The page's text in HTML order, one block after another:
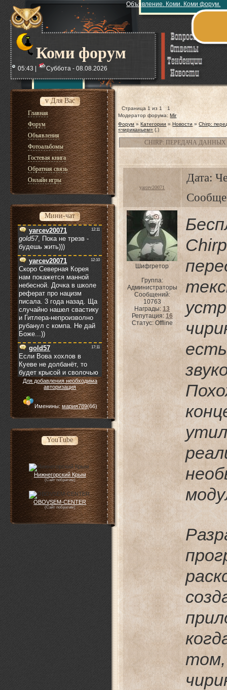
Коми форум
Объявление. Коми. Коми форум.
05:43 | Суббота - 08.08.2026
v Для Вас
Главная
Форум
Объявления
Фотоальбомы
Гостевая книга
Обратная связь
Онлайн игры
Мини-чат
Для добавления необходима
авторизация
Именины:мария789(66)
YouTube
Нижнегорский Крым
(Сайт побратим)
OBOVSEM-CENTER
(Сайт побратим)
Страница 1 из 1
1
Модератор форума:Mir
Форум » Категории » Новости » Chirp:
«чириканьем» (.)
CHIRP: ПЕРЕДАЧА
yarcev20071
Дата:
Шифгретор
Группа:
Администраторы
Сообщений:
10763
Награды:13
Репутация: 16
Статус: Offline